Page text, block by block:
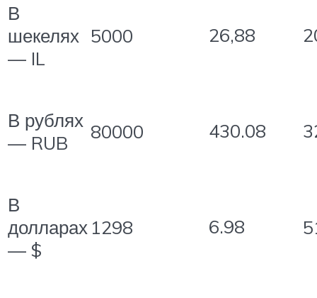
В
шекелях
— IL
5000 26,88
В рублях
— RUB
80000 430.08
В
долларах
— $
1298 6.98